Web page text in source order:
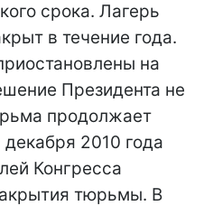
срока. Лагерь
в течение года.
на
Президента не
продолжает
2010 года
Конгресса
тюрьмы. В